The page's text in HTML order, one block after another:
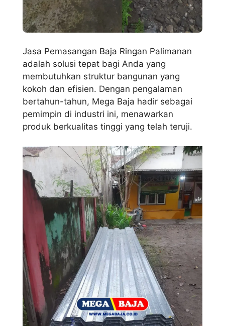
Jasa Pemasangan Baja Ringan Palimanan
adalah solusi tepat bagi Anda yang
membutuhkan struktur bangunan yang
kokoh dan efisien. Dengan pengalaman
bertahun-tahun, Mega Baja hadir sebagai
pemimpin di industri ini, menawarkan
produk berkualitas tinggi yang telah teruji.